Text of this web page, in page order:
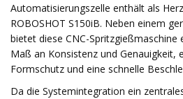
Automatisierungszelle enthält als
ROBOSHOT S150iB. Neben einem
bietet diese CNC-Spritzgießmaschine
Maß an Konsistenz und Genauigkeit,
Formschutz und eine schnelle
Da die Systemintegration ein